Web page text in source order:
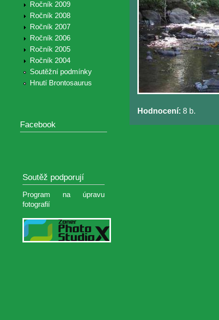
Ročník 2009
Ročník 2008
Ročník 2007
Ročník 2006
Ročník 2005
Ročník 2004
Soutěžní podmínky
Hnutí Brontosaurus
Facebook
Soutěž podporují
Program na úpravu
fotografií
Hodnocení: 8 b.